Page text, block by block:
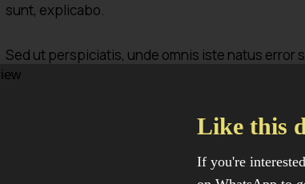
sunt, explicabo.
Sed ut perspiciatis, unde omnis iste natus error
accusantium doloremque laudantium, totam rem
Lorem ipsum dolor sit amet, consectetur
Like this
If you're